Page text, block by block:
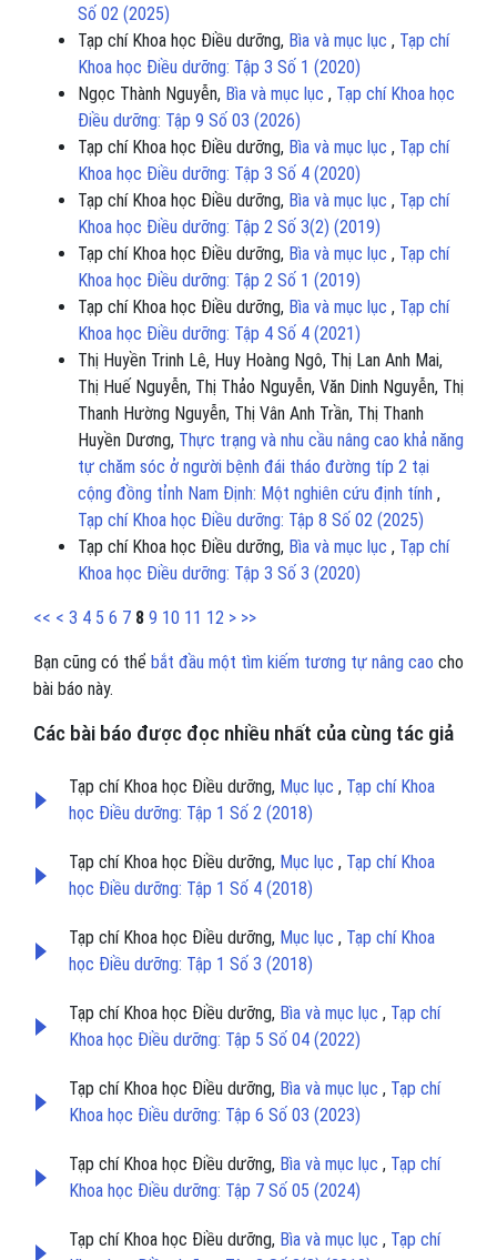
Số 02 (2025)
Tạp chí Khoa học Điều dưỡng, Bìa và mục lục , Tạp chí
Khoa học Điều dưỡng: Tập 3 Số 1 (2020)
Ngọc Thành Nguyễn, Bìa và mục lục , Tạp chí Khoa học
Điều dưỡng: Tập 9 Số 03 (2026)
Tạp chí Khoa học Điều dưỡng, Bìa và mục lục , Tạp chí
Khoa học Điều dưỡng: Tập 3 Số 4 (2020)
Tạp chí Khoa học Điều dưỡng, Bìa và mục lục , Tạp chí
Khoa học Điều dưỡng: Tập 2 Số 3(2) (2019)
Tạp chí Khoa học Điều dưỡng, Bìa và mục lục , Tạp chí
Khoa học Điều dưỡng: Tập 2 Số 1 (2019)
Tạp chí Khoa học Điều dưỡng, Bìa và mục lục , Tạp chí
Khoa học Điều dưỡng: Tập 4 Số 4 (2021)
Thị Huyền Trinh Lê, Huy Hoàng Ngô, Thị Lan Anh Mai,
Thị Huế Nguyễn, Thị Thảo Nguyễn, Văn Dinh Nguyễn, Thị
Thanh Hường Nguyễn, Thị Vân Anh Trần, Thị Thanh
Huyền Dương, Thực trạng và nhu cầu nâng cao khả năng
tự chăm sóc ở người bệnh đái tháo đường típ 2 tại
cộng đồng tỉnh Nam Định: Một nghiên cứu định tính ,
Tạp chí Khoa học Điều dưỡng: Tập 8 Số 02 (2025)
Tạp chí Khoa học Điều dưỡng, Bìa và mục lục , Tạp chí
Khoa học Điều dưỡng: Tập 3 Số 3 (2020)
<< < 3 4 5 6 7 8 9 10 11 12 > >>
Bạn cũng có thể bắt đầu một tìm kiếm tương tự nâng cao cho
bài báo này.
Các bài báo được đọc nhiều nhất của cùng tác giả
Tạp chí Khoa học Điều dưỡng, Mục lục , Tạp chí Khoa
học Điều dưỡng: Tập 1 Số 2 (2018)
Tạp chí Khoa học Điều dưỡng, Mục lục , Tạp chí Khoa
học Điều dưỡng: Tập 1 Số 4 (2018)
Tạp chí Khoa học Điều dưỡng, Mục lục , Tạp chí Khoa
học Điều dưỡng: Tập 1 Số 3 (2018)
Tạp chí Khoa học Điều dưỡng, Bìa và mục lục , Tạp chí
Khoa học Điều dưỡng: Tập 5 Số 04 (2022)
Tạp chí Khoa học Điều dưỡng, Bìa và mục lục , Tạp chí
Khoa học Điều dưỡng: Tập 6 Số 03 (2023)
Tạp chí Khoa học Điều dưỡng, Bìa và mục lục , Tạp chí
Khoa học Điều dưỡng: Tập 7 Số 05 (2024)
Tạp chí Khoa học Điều dưỡng, Bìa và mục lục , Tạp chí